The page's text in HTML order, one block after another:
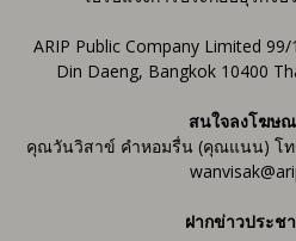
ARIP Public Company Limited
Din Daeng, Bangkok 10400
สนใจลงโฆษ
คุณวันวิสาข์ คำหอมรื่น (คุณแนน) โท
ฝากข่าวประช